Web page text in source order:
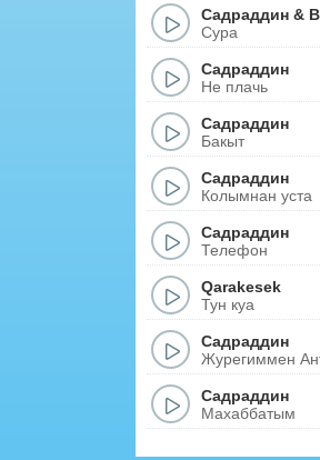
Садраддин &
Сура
Садраддин
Не плачь
Садраддин
Бакыт
Садраддин
Колымнан уста
Садраддин
Телефон
Qarakesek
Тун куа
Садраддин
Журегиммен
Садраддин
Махаббатым